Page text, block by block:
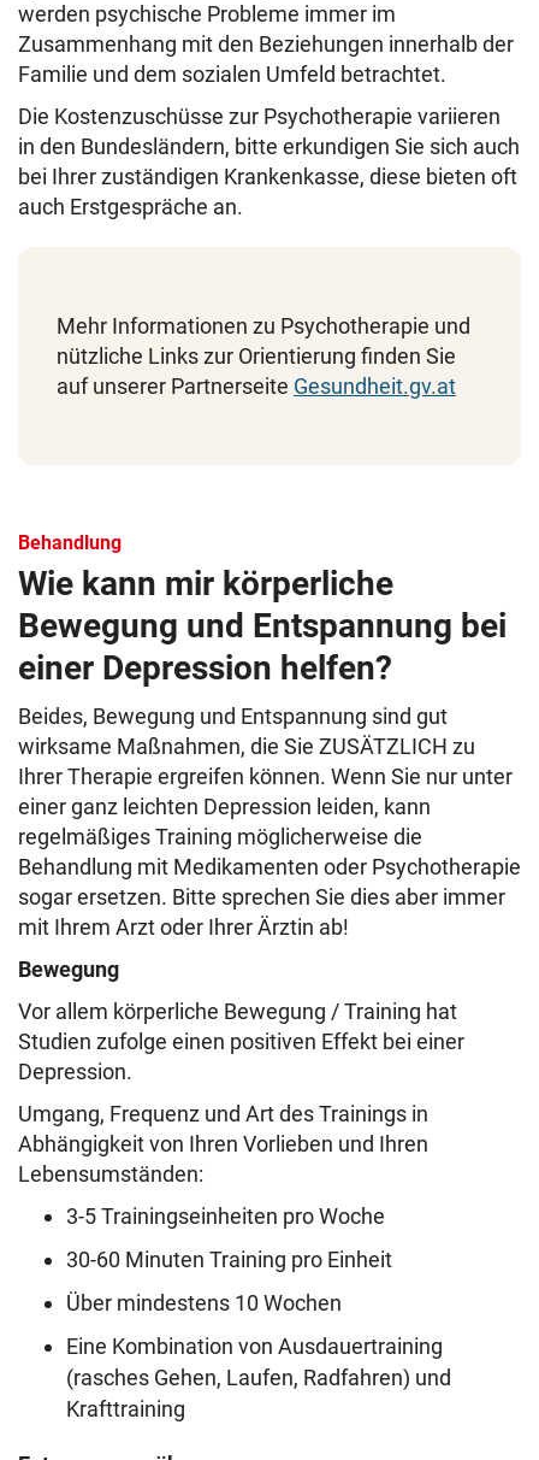
werden psychische Probleme immer im
Zusammenhang mit den Beziehungen innerhalb der
Familie und dem sozialen Umfeld betrachtet.
Die Kostenzuschüsse zur Psychotherapie variieren
in den Bundesländern, bitte erkundigen Sie sich auch
bei Ihrer zuständigen Krankenkasse, diese bieten oft
auch Erstgespräche an.
Mehr Informationen zu Psychotherapie und
nützliche Links zur Orientierung finden Sie
auf unserer Partnerseite Gesundheit.gv.at
Behandlung
Wie kann mir körperliche
Bewegung und Entspannung bei
einer Depression helfen?
Beides, Bewegung und Entspannung sind gut
wirksame Maßnahmen, die Sie ZUSÄTZLICH zu
Ihrer Therapie ergreifen können. Wenn Sie nur unter
einer ganz leichten Depression leiden, kann
regelmäßiges Training möglicherweise die
Behandlung mit Medikamenten oder Psychotherapie
sogar ersetzen. Bitte sprechen Sie dies aber immer
mit Ihrem Arzt oder Ihrer Ärztin ab!
Bewegung
Vor allem körperliche Bewegung / Training hat
Studien zufolge einen positiven Effekt bei einer
Depression.
Umgang, Frequenz und Art des Trainings in
Abhängigkeit von Ihren Vorlieben und Ihren
Lebensumständen:
3-5 Trainingseinheiten pro Woche
30-60 Minuten Training pro Einheit
Über mindestens 10 Wochen
Eine Kombination von Ausdauertraining
(rasches Gehen, Laufen, Radfahren) und
Krafttraining